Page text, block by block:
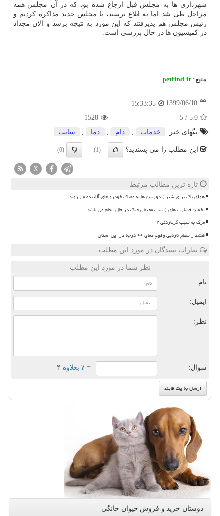
شهرداری ها به مجلس قبل ارجاع شده بود که در آن مجلس همه
مراحل طی شد اما به ابلاغ نرسید، با مجلس جدید مذاکره کردیم و
رئیس مجلس هم پذیرفتند که این مورد به نتیجه برسد و الان مجداد
در کمیسیون ها در حال بررسی است.
منبع: petfind.ir
1399/06/10
15:33:35
5.0
/
5
1528
تگهای خبر:
خدمات دام دما سایت
این مطلب را می پسندید؟ (1)
(0)
X
تازه ترین مطالب مرتبط
هوای پاک برای شیراز دوربین ها به مصاف خودرو های آلاینده می روند
تخمین خسارت های زیست محیطی جنگ در حال انجام می باشد
مرگ به سبب گرمازدگی ؟
هشدار سطح نارنجی وقوع دمای ۴۹ درجه در این استان
نظرات بینندگان در مورد این مطلب
نظر شما در مورد این مطلب
نام:
ایمیل:
نظر:
سوال: = ۷ بعلاوه ۴
دوستان خرید و فروش حیوان خانگی